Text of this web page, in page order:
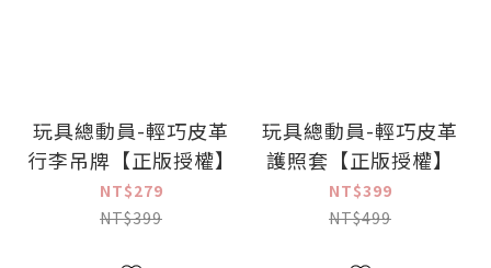
玩具總動員-輕巧皮革
行李吊牌【正版授權】
NT$279
NT$399
玩具總動員-輕巧皮革
護照套【正版授權】
NT$399
NT$499